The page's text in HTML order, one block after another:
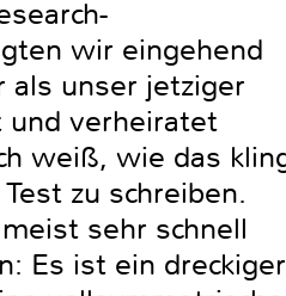
wir eingehend
unser jetziger
und verheiratet
weiß, wie das
zu schreiben.
sehr schnell
Es ist ein dreckiger